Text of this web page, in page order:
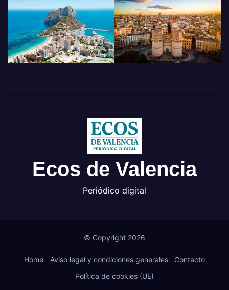
Ecos de Valencia
Periódico digital
© Copyright 2026
Home Aviso legal y condiciones generales
Contacto
Política de cookies (UE)